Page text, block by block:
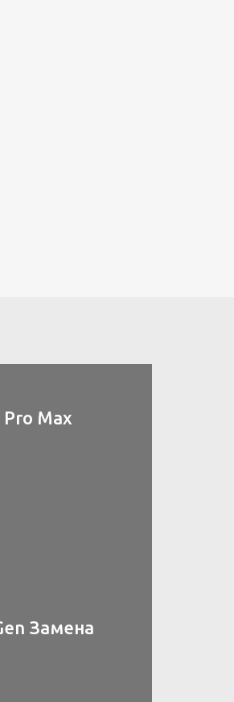
Max
Замена